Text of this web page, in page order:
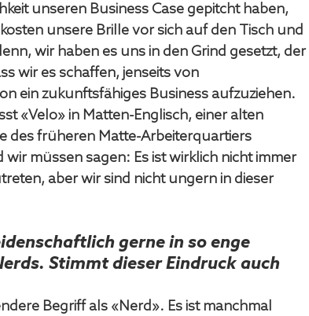
unseren Business Case gepitcht haben,
unsere Brille vor sich auf den Tisch und
wir haben es uns in den Grind gesetzt, der
wir es schaffen, jenseits von
ein zukunftsfähiges Business aufzuziehen.
«Velo» in Matten-Englisch, einer alten
des früheren Matte-Arbeiterquartiers
müssen sagen: Es ist wirklich nicht immer
aber wir sind nicht ungern in dieser
gerne in so enge
Stimmt dieser Eindruck auch
Begriff als «Nerd». Es ist manchmal